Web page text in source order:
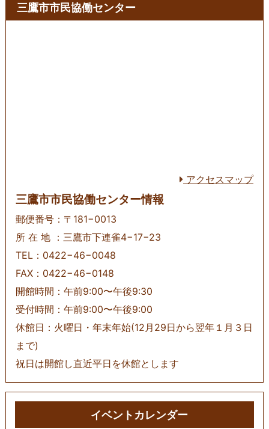
三鷹市市民協働センター
アクセスマップ
三鷹市市民協働センター情報
郵便番号：〒181−0013
所 在 地 ：三鷹市下連雀4−17−23
TEL：0422−46−0048
FAX：0422−46−0148
開館時間：午前9:00〜午後9:30
受付時間：午前9:00〜午後9:00
休館日：火曜日・年末年始(12月29日から翌年１月３日
まで)
祝日は開館し直近平日を休館とします
イベントカレンダー